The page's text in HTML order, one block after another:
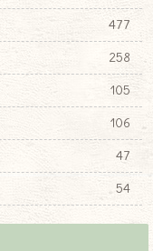
477
258
105
106
47
54